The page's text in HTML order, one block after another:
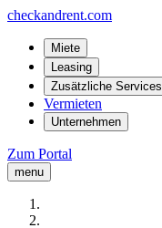
checkandrent.com
Miete
Leasing
Zusätzliche Services
Vermieten
Unternehmen
Zum Portal
menu